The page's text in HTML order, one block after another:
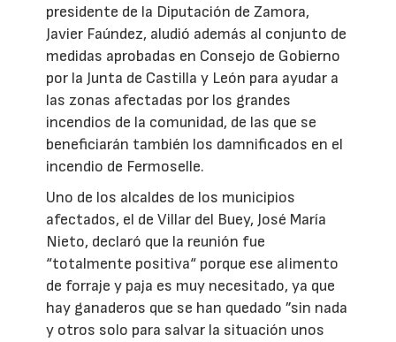
presidente de la Diputación de Zamora,
Javier Faúndez, aludió además al conjunto de
medidas aprobadas en Consejo de Gobierno
por la Junta de Castilla y León para ayudar a
las zonas afectadas por los grandes
incendios de la comunidad, de las que se
beneficiarán también los damnificados en el
incendio de Fermoselle.
Uno de los alcaldes de los municipios
afectados, el de Villar del Buey, José María
Nieto, declaró que la reunión fue
“totalmente positiva“ porque ese alimento
de forraje y paja es muy necesitado, ya que
hay ganaderos que se han quedado ”sin nada
y otros solo para salvar la situación unos